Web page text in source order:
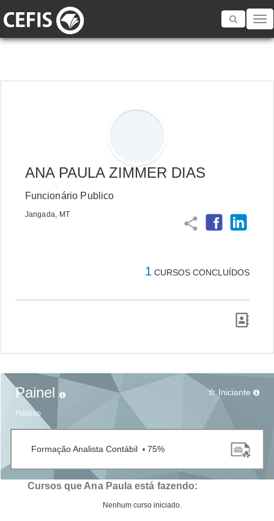
Toggle
ANA PAULA ZIMMER DIAS
Funcionário Publico
Jangada, MT
share
1 CURSOS CONCLUÍDOS
Painel
Público
star_border Iniciante
Formação Analista Contábil • 75%
Cursos que Ana Paula está fazendo:
Nenhum curso iniciado.